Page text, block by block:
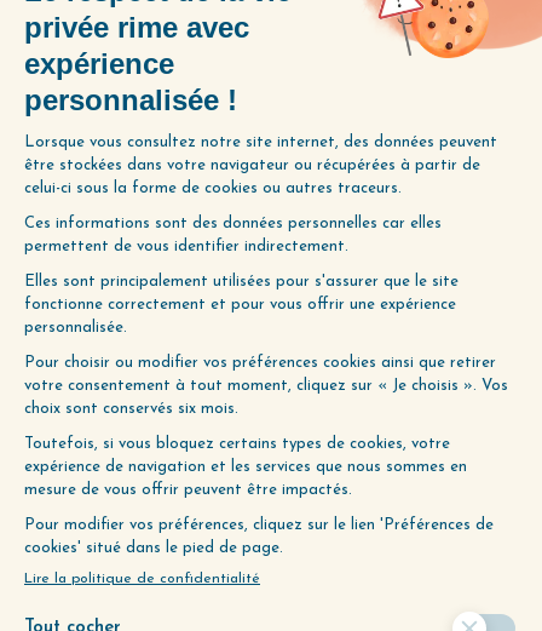
ENVIE D’ALLER PLUS
LOIN ?
Utilisez notre Guide d’Écoute, un
outil précieux pour vous aider à
découvrir les épisodes qui
correspondent le mieux à vos
préoccupations du moment.
Obtenez-le gratuitement en
cliquant ci-dessous :
JE LE VEUX